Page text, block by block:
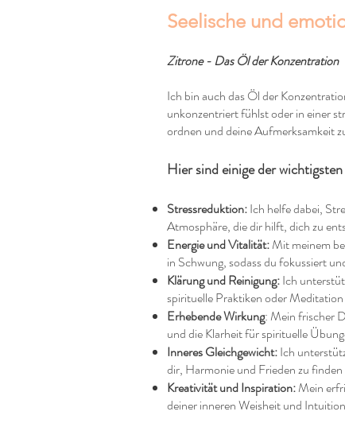
Seelische und
Zitrone - Das Öl der Konzentration
Ich bin auch das Öl der
unkonzentriert fühlst oder in einer
ordnen und deine Aufmerksamkeit
Hier sind einige der
Stressreduktion:Ich helfe dabei,
Atmosphäre, die dir hilft, dich zu
Energie und Vitalität:Mit meinem
in Schwung, sodass du fokussiert
Klärung und Reinigung:Ich
spirituelle Praktiken oder
Erhebende Wirkung: Mein frischer
und die Klarheit für spirituelle
Inneres Gleichgewicht:Ich
dir, Harmonie und Frieden zu
Kreativität und Inspiration:Mein
deiner inneren Weisheit und